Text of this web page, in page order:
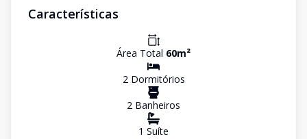
Características
Área Total 60m²
2Dormitórios
2 Banheiros
1 Suíte